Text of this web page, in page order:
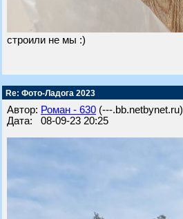
строили не мы :)
Re: Фото-Ладога 2023
Автор: Роман - 630 (---.bb.netbynet.ru)
Дата: 08-09-23 20:25